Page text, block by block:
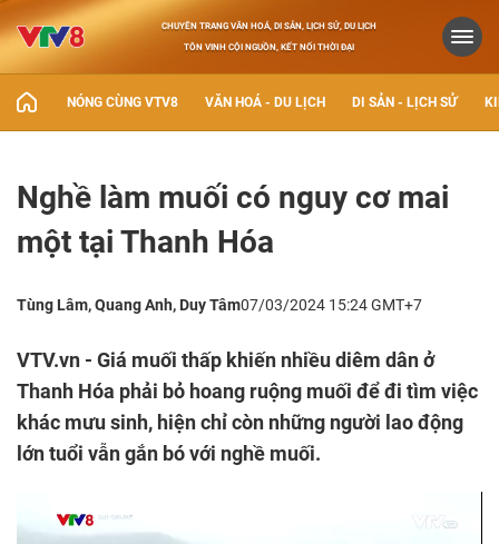
CHUYÊN TRANG VĂN HOÁ, DI SẢN, LỊCH SỬ, DU LỊCH
TÔN VINH CỘI NGUỒN, KẾT NỐI THỜI ĐẠI
NÓNG CÙNG VTV8 VĂN HOÁ - DU LỊCH DI SẢN - LỊCH SỬ
Nghề làm muối có nguy cơ mai
một tại Thanh Hóa
Tùng Lâm, Quang Anh, Duy Tâm07/03/2024 15:24 GMT+7
VTV.vn - Giá muối thấp khiến nhiều diêm dân ở
Thanh Hóa phải bỏ hoang ruộng muối để đi tìm việc
khác mưu sinh, hiện chỉ còn những người lao động
lớn tuổi vẫn gắn bó với nghề muối.